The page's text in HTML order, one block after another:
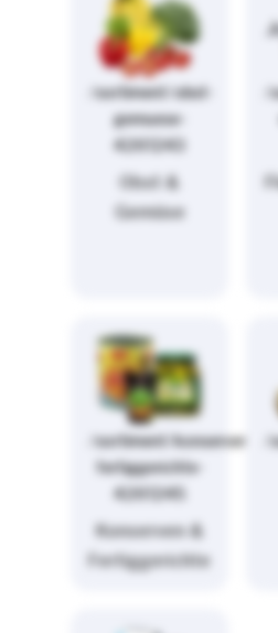
/sortiment/obst-
gemuese-
4261243
Obst &
Gemüse
/
/sortiment/konserven-
fertiggerichte-
4261245
Konserven &
Fertiggerichte
/